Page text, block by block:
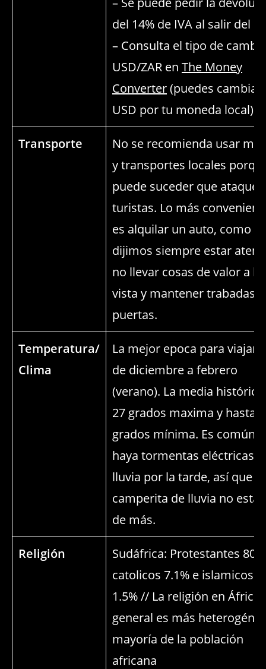
del 14% de IVA al salir del
– Consulta el tipo de
USD/ZAR en The Money
Converter(puedes cambiar
USD por tu moneda local).
Transporte
No se recomienda usar
y transportes locales
puede suceder que
turistas. Lo más
es alquilar un auto, como
dijimos siempre estar
no llevar cosas de valor a la
vista y mantener trabadas
puertas.
Temperatura/
Clima
La mejor epoca para viajar
de diciembre a febrero
(verano). La media histórica
27 grados maxima y hasta 8
grados mínima. Es común
haya tormentas eléctricas y
lluvia por la tarde, así que
camperita de lluvia no
de más.
Religión
Sudáfrica: Protestantes
catolicos 7.1% e islamicos
1.5% // La religión en África
general es más
mayoría de la población
africana